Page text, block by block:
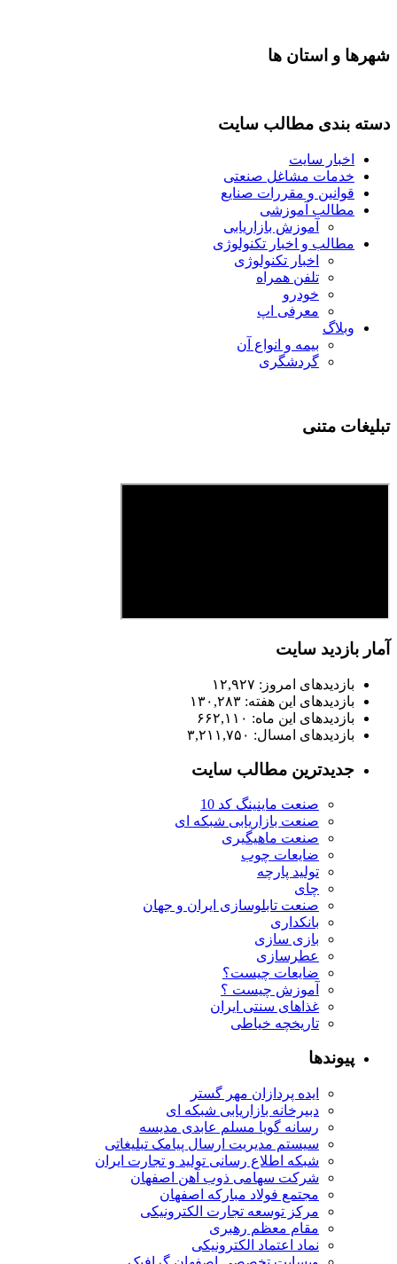
شهرها و استان ها
دسته بندی مطالب سایت
اخبار سایت
خدمات مشاغل صنعتی
قوانین و مقررات صنایع
مطالب آموزشی
آموزش بازاریابی
مطالب و اخبار تکنولوژی
اخبار تکنولوژی
تلفن همراه
خودرو
معرفی اپ
وبلاگ
بیمه و انواع آن
گردشگری
تبلیغات متنی
آمار بازدید سایت
بازدیدهای امروز: ۱۲,۹۲۷
بازدیدهای این هفته: ۱۳۰,۲۸۳
بازدیدهای این ماه: ۶۶۲,۱۱۰
بازدیدهای امسال: ۳,۲۱۱,۷۵۰
جدیدترین مطالب سایت
صنعت ماینینگ کد 10
صنعت بازاریابی شبکه ای
صنعت ماهیگیری
ضایعات چوب
تولید پارچه
چای
صنعت تابلوسازی ایران و جهان
بانکداری
بازی سازی
عطرسازی
ضایعات چیست؟
آموزش چیست ؟
غذاهای سنتی ایران
تاریخچه خیاطی
پیوندها
ایده پردازان مهر گستر
دبیرخانه بازاریابی شبکه ای
رسانه گویا مسلم عابدی مدیسه
سیستم مدیریت ارسال پیامک تبلیغاتی
شبکه اطلاع رسانی تولید و تجارت ایران
شرکت سهامی ذوب آهن اصفهان
مجتمع فولاد مبارکه اصفهان
مرکز توسعه تجارت الکترونیکی
مقام معظم رهبری
نماد اعتماد الکترونیکی